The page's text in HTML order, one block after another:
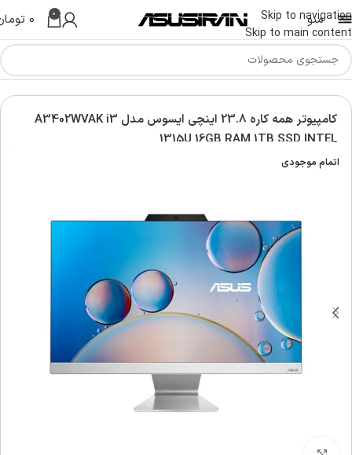
Skip to navigation
Skip to main content
منو 0 ۰
خانه کامپیوتر های همه کاره
کامپیوتر همه کاره 23.8 اینچی ایسوس مدل A3402WVAK i3
1315U 16GB RAM 1TB SSD INTEL
اتمام موجودی